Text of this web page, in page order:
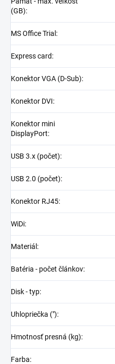
(GB):
MS Office Trial :
Express card:
Konektor VGA (D-Sub):
Konektor DVI:
Konektor mini
DisplayPort:
USB 3.x (počet):
USB 2.0 (počet):
Konektor RJ45:
WiDi:
Materiál :
Batéria - počet článkov:
Disk - typ:
Uhlopriečka ("):
Hmotnosť presná (kg):
Farba: